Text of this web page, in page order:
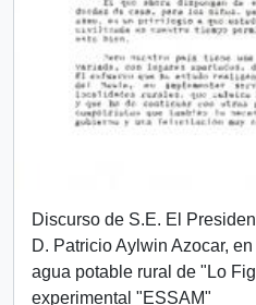
Discurso de S.E. El
D. Patricio Aylwin Azocar,
agua potable rural de "Lo
experimental "ESSAM"